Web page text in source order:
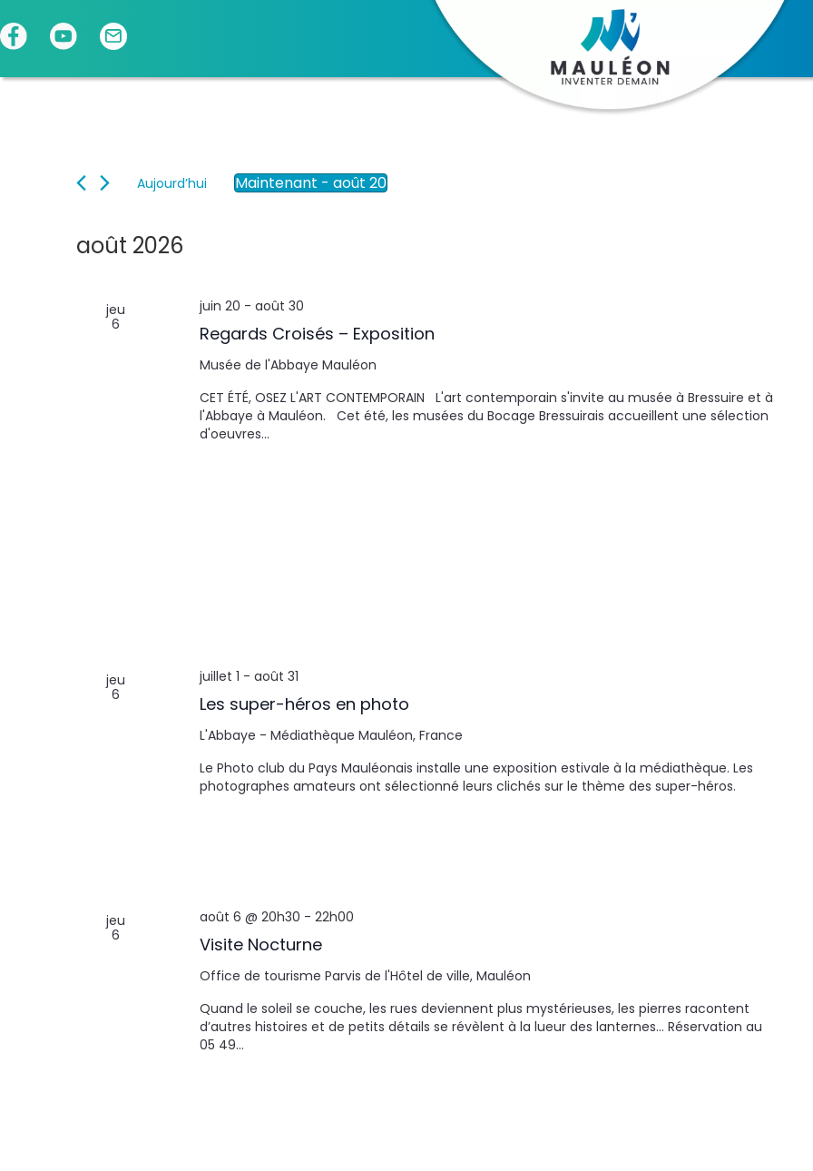
Aujourd’hui Maintenant - août 20
i
o
n
z
u
n
août 2026
jeu
6
Regards Croisés – Exposition
juin 20 - août 30
Musée de l'Abbaye Mauléon
CET ÉTÉ, OSEZ L'ART CONTEMPORAIN L'art contemporain s'invite au musée à Bressuire et à
l'Abbaye à Mauléon. Cet été, les musées du Bocage Bressuirais accueillent une sélection
d'oeuvres…
jeu
6
Les super-héros en photo
juillet 1 - août 31
L'Abbaye - Médiathèque Mauléon, France
Le Photo club du Pays Mauléonais installe une exposition estivale à la médiathèque. Les
photographes amateurs ont sélectionné leurs clichés sur le thème des super-héros.
jeu
6
Visite Nocturne
août 6 @ 20h30 - 22h00
Office de tourisme Parvis de l'Hôtel de ville, Mauléon
Quand le soleil se couche, les rues deviennent plus mystérieuses, les pierres racontent
d’autres histoires et de petits détails se révèlent à la lueur des lanternes... Réservation au
05 49…